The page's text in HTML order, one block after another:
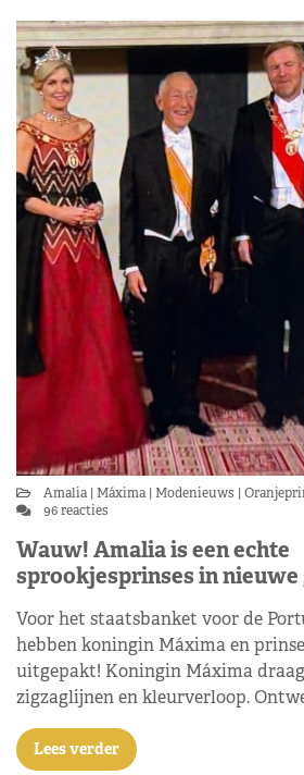
Amalia Máxima Modenieuws
96 reacties
Wauw! Amalia is een echte
sprookjesprinses in
Voor het staatsbanket voor de
hebben koningin Máxima en
uitgepakt! Koningin Máxima
zigzaglijnen en kleurverloop.
Lees verder